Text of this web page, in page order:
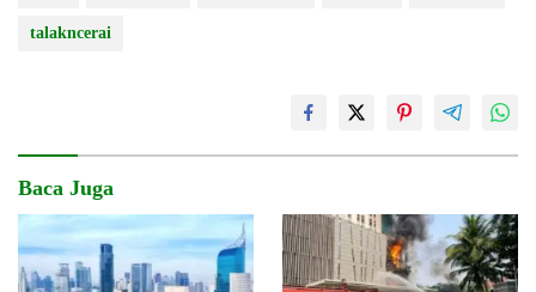
talakncerai
Baca Juga